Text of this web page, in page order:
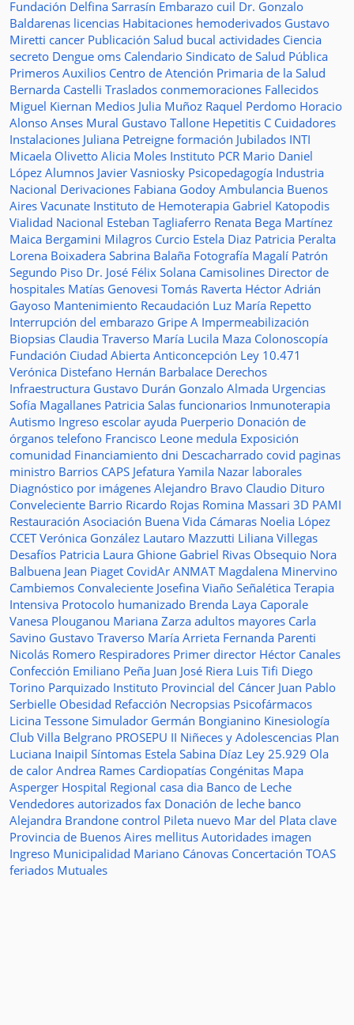
Fundación Delfina Sarrasín Embarazo cuil Dr. Gonzalo
Baldarenas licencias Habitaciones hemoderivados Gustavo
Miretti cancer Publicación Salud bucal actividades Ciencia
secreto Dengue oms Calendario Sindicato de Salud Pública
Primeros Auxilios Centro de Atención Primaria de la Salud
Bernarda Castelli Traslados conmemoraciones Fallecidos
Miguel Kiernan Medios Julia Muñoz Raquel Perdomo Horacio
Alonso Anses Mural Gustavo Tallone Hepetitis C Cuidadores
Instalaciones Juliana Petreigne formación Jubilados INTI
Micaela Olivetto Alicia Moles Instituto PCR Mario Daniel
López Alumnos Javier Vasniosky Psicopedagogía Industria
Nacional Derivaciones Fabiana Godoy Ambulancia Buenos
Aires Vacunate Instituto de Hemoterapia Gabriel Katopodis
Vialidad Nacional Esteban Tagliaferro Renata Bega Martínez
Maica Bergamini Milagros Curcio Estela Diaz Patricia Peralta
Lorena Boixadera Sabrina Balaña Fotografía Magalí Patrón
Segundo Piso Dr. José Félix Solana Camisolines Director de
hospitales Matías Genovesi Tomás Raverta Héctor Adrián
Gayoso Mantenimiento Recaudación Luz María Repetto
Interrupción del embarazo Gripe A Impermeabilización
Biopsias Claudia Traverso María Lucila Maza Colonoscopía
Fundación Ciudad Abierta Anticoncepción Ley 10.471
Verónica Distefano Hernán Barbalace Derechos
Infraestructura Gustavo Durán Gonzalo Almada Urgencias
Sofía Magallanes Patricia Salas funcionarios Inmunoterapia
Autismo Ingreso escolar ayuda Puerperio Donación de
órganos telefono Francisco Leone medula Exposición
comunidad Financiamiento dni Descacharrado covid paginas
ministro Barrios CAPS Jefatura Yamila Nazar laborales
Diagnóstico por imágenes Alejandro Bravo Claudio Dituro
Conveleciente Barrio Ricardo Rojas Romina Massari 3D PAMI
Restauración Asociación Buena Vida Cámaras Noelia López
CCETVerónica González Lautaro Mazzutti Liliana Villegas
Desafíos Patricia Laura Ghione Gabriel Rivas Obsequio Nora
Balbuena Jean Piaget CovidAr ANMAT Magdalena Minervino
Cambiemos Convaleciente Josefina Viaño Señalética Terapia
Intensiva Protocolo humanizado Brenda Laya Caporale
Vanesa Plouganou Mariana Zarza adultos mayores Carla
Savino Gustavo Traverso María Arrieta Fernanda Parenti
Nicolás Romero Respiradores Primer director Héctor Canales
Confección Emiliano Peña Juan José Riera Luis Tifi Diego
Torino Parquizado Instituto Provincial del Cáncer Juan Pablo
Serbielle Obesidad Refacción Necropsias Psicofármacos
Licina Tessone Simulador Germán Bongianino Kinesiología
Club Villa Belgrano PROSEPU II Niñeces y Adolescencias Plan
Luciana Inaipil Síntomas Estela Sabina Díaz Ley 25.929 Ola
de calor Andrea Rames Cardiopatías Congénitas Mapa
Asperger Hospital Regional casa dia Banco de Leche
Vendedores autorizados fax Donación de leche banco
Alejandra Brandone control Pileta nuevo Mar del Plata clave
Provincia de Buenos Aires mellitus Autoridades imagen
Ingreso Municipalidad Mariano Cánovas Concertación TOAS
feriados Mutuales